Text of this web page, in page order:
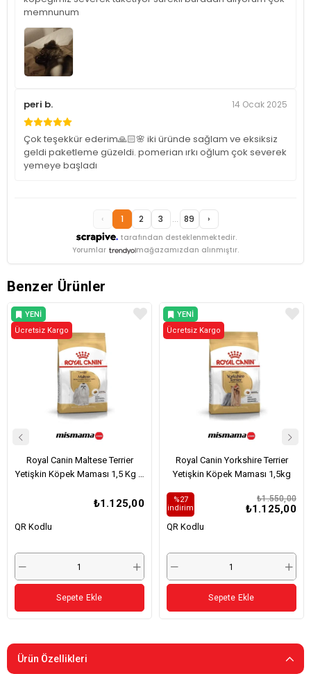
memnunum
peri b. 14 Ocak 2025
Çok teşekkür ederim🙏🏻🌸 iki üründe sağlam ve eksiksiz
geldi paketleme güzeldi. pomerian ırkı oğlum çok severek
yemeye başladı
tarafından desteklenmektedir.
‹ 1 2 3 ... 89 ›
Yorumlar mağazamızdan alınmıştır.
Benzer Ürünler
Royal Canin Maltese Terrier
Yetişkin Köpek Maması 1,5 Kg –
Kontrolü₺1.125,00
QR Kodlu
Sepete Ekle
YENI
ÜRÜN
Ücretsiz Kargo
Royal Canin Yorkshire Terrier
Yetişkin Köpek Maması 1,5kg
₺1.125,00
₺1.550,00
%27
i̇ndirim
QR Kodlu
Sepete Ekle
YENI
ÜRÜN
Ücretsiz Kargo
Ürün Özellikleri